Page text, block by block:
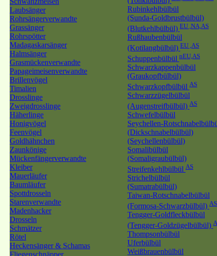
Laubsänger
Rohrsängerverwandte
Grassänger
Rohrspötter
Madagaskarsänger
Halmsänger
Grasmückenverwandte
Papageimeisenverwandte
Brillenvögel
Timalien
Drosslinge
Zweigdrosslinge
Häherlinge
Honigvögel
Feenvögel
Goldhähnchen
Zaunkönige
Mückenfängerverwandte
Kleiber
Mauerläufer
Baumläufer
Spottdrosseln
Starenverwandte
Madenhacker
Drosseln
Schmätzer
Rötel
Heckensänger & Schamas
Fliegenschnäpper
Rubinkehlbülbül
(Sunda-Goldbrustbülbül)
(Blutkehlbülbül) EU ,NA,AS
Rußhaubenbülbül
(Kotilangbülbül) EU ,AS
Schuppenbülbül nEU,AS
Schwarzkappenbülbül
(Graukopfbülbül)
Schwarzkopfbülbül AS
Schwarzzügelbülbül
(Augenstreifbülbül) AS
Schwefelbülbül
Seychellen-
(Dickschnabelbülbül)
(Seychellenbülbül)
Somalibülbül
(Somaligraubülbül)
Streifenkehlbülbül AS
Strichelbülbül
(Sumatrabülbül)
Taiwan-Rotschnabelbülbül
(Formosa-Schwarzbülbül) AS
Tengger-Goldfleckbülbül
(Tengger-Goldzügelbülbül)
Thompsonbülbül
Uferbülbül
Weißbrauenbülbül